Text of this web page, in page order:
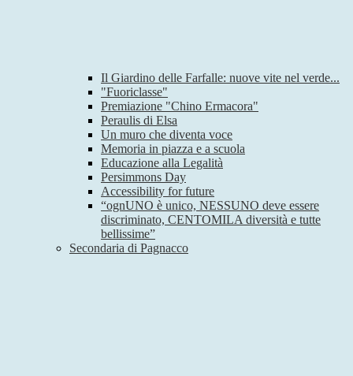
Il Giardino delle Farfalle: nuove vite nel verde...
"Fuoriclasse"
Premiazione "Chino Ermacora"
Peraulis di Elsa
Un muro che diventa voce
Memoria in piazza e a scuola
Educazione alla Legalità
Persimmons Day
Accessibility for future
“ognUNO è unico, NESSUNO deve essere
discriminato, CENTOMILA diversità e tutte
bellissime”
Secondaria di Pagnacco